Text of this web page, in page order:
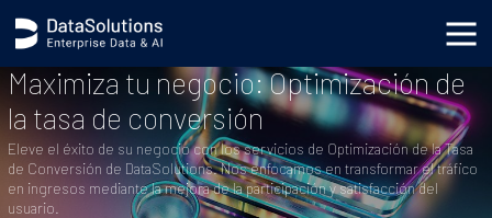
Maximiza tu negocio: Optimización de
la tasa de conversión
Eleve el éxito de su negocio con los servicios de Optimización de la Tasa
de Conversión de DataSolutions. Nos enfocamos en transformar el tráfico
en ingresos mediante la mejora de la participación y satisfacción del
usuario.